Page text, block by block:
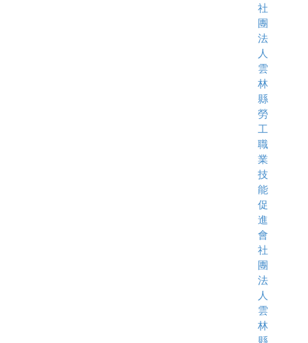
社
團
法
人
雲
林
縣
勞
工
職
業
技
能
促
進
會
社
團
法
人
雲
林